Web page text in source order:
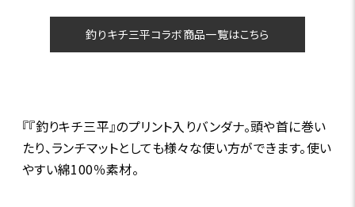
釣りキチ三平コラボ商品一覧はこちら
『『釣りキチ三平』のプリント入りバンダナ。頭や首に巻い
たり、ランチマットとしても様々な使い方ができます。使い
やすい綿100％素材。